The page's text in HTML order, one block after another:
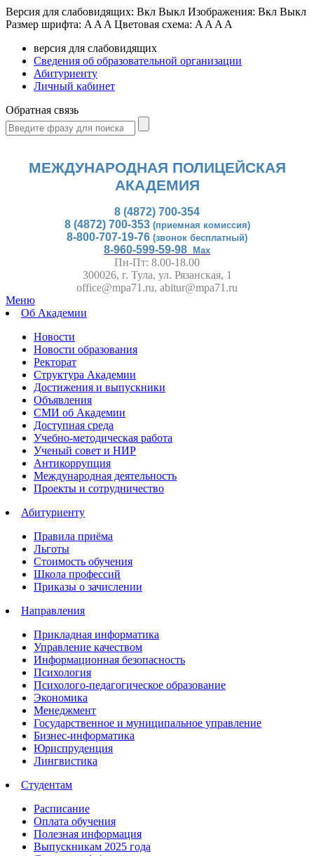
Версия для слабовидящих: Вкл Выкл Изображения: Вкл Выкл
Размер шрифта: A A A Цветовая схема: A A A A
версия для слабовидящих
Сведения об образовательной организации
Абитуриенту
Личный кабинет
Обратная связь
МЕЖДУНАРОДНАЯ ПОЛИЦЕЙСКАЯ
АКАДЕМИЯ
8 (4872) 700-354
8 (4872) 700-353 (приемная комиссия)
8-800-707-19-76 (звонок бесплатный)
8-960-599-59-98 Max
Пн-Пт: 8.00-18.00
300026, г. Тула, ул. Рязанская, 1
office@mpa71.ru, abitur@mpa71.ru
Меню
Об Академии
Новости
Новости образования
Ректорат
Структура Академии
Достижения и выпускники
Объявления
СМИ об Академии
Доступная среда
Учебно-методическая работа
Ученый совет и НИР
Антикоррупция
Международная деятельность
Проекты и сотрудничество
Абитуриенту
Правила приёма
Льготы
Стоимость обучения
Школа профессий
Приказы о зачислении
Направления
Прикладная информатика
Управление качеством
Информационная безопасность
Психология
Психолого-педагогическое образование
Экономика
Менеджмент
Государственное и муниципальное управление
Бизнес-информатика
Юриспруденция
Лингвистика
Студентам
Расписание
Оплата обучения
Полезная информация
Выпускникам 2025 года